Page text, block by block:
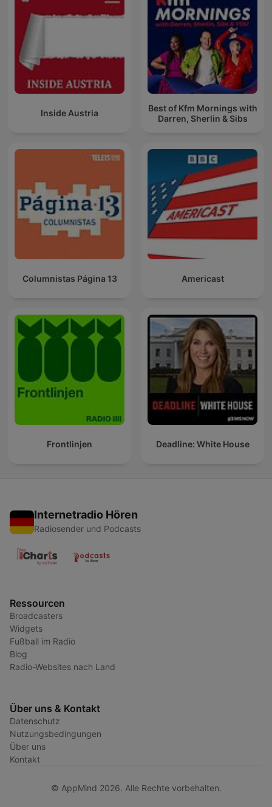
Inside Austria
Best of Kfm Mornings with
Darren, Sherlin & Sibs
Columnistas Página 13 Americast
Frontlinjen Deadline: White House
Internetradio Hören
Radiosender und Podcasts
Ressourcen
Broadcasters
Widgets
Fußball im Radio
Blog
Radio-Websites nach Land
Über uns & Kontakt
Datenschutz
Nutzungsbedingungen
Über uns
Kontakt
© AppMind 2026. Alle Rechte vorbehalten.